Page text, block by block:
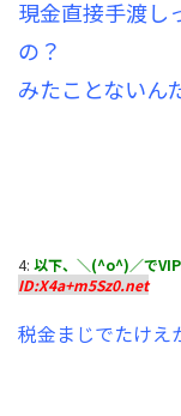
現金直接手渡し
の？
みたことないん
4: 以下、＼(^o^)／で
ID:X4a+m5Sz0.net
税金まじでたけえ